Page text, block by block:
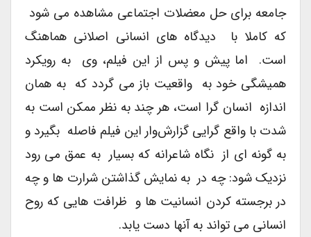
جامعه برای حل معضلات اجتماعی مشاهده می شود
که کاملا با دیدگاه های انسانی اصلانی هماهنگ
است. اما پیش و پس از این فیلم، وی به رویکرد
همیشگی خود به واقعیت باز می گردد که به همان
اندازه انسان گرا است، هر چند به نظر ممکن است به
شدت با واقع گرایی گزارش‌وار این فیلم فاصله بگیرد و
به گونه ای از نگاه شاعرانه که بسیار به عمق می رود
نزدیک شود: چه در به نمایش گذاشتن شرارت ها و چه
در برجسته کردن انسانیت ها و ظرافت هایی که روح
انسانی می تواند به آنها دست یابد.